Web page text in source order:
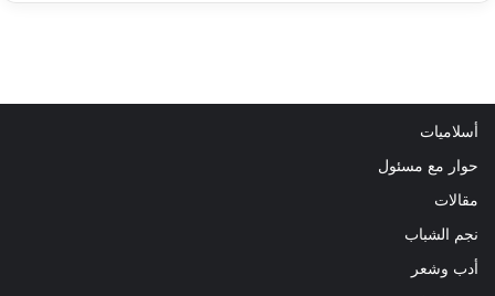
أسلاميات
حوار مع مسئول
مقالات
نجم الشباب
أدب وشعر